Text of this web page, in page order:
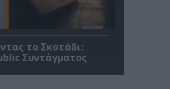
το Σκοτάδι:
Συντάγματος